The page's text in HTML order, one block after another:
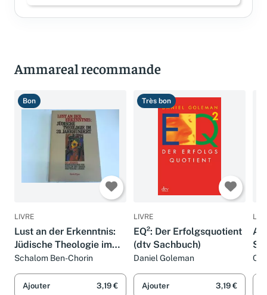
Ammareal recommande
Bon
LIVRE
Lust an der Erkenntnis:
Jüdische Theologie im
20. Jahrhundert: Ein
Taschenbuch)
Schalom Ben-Chorin
Ajouter 3,19 €
Très bon
LIVRE
EQ²: Der Erfolgsquotient
(dtv Sachbuch)
Daniel Goleman
Ajouter 3,19 €